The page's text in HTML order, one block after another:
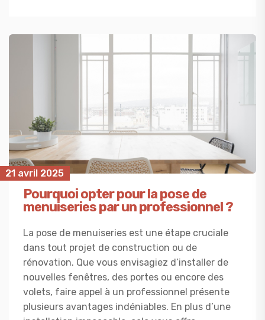
21 avril 2025
Pourquoi opter pour la pose de
menuiseries par un professionnel ?
La pose de menuiseries est une étape cruciale
dans tout projet de construction ou de
rénovation. Que vous envisagiez d’installer de
nouvelles fenêtres, des portes ou encore des
volets, faire appel à un professionnel présente
plusieurs avantages indéniables. En plus d’une